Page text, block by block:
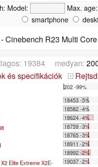
Model: Max. age:
smartphone
- Cinebench R23 Multi Core
19384 medyan:
és specifikációk -
202 -99%
18453 -5%
18582 -4%
18624 -4%
18759 -3%
18765 -3%
18911 -2%
18992 -2%
Elite Extreme X2E-
19037 -2%